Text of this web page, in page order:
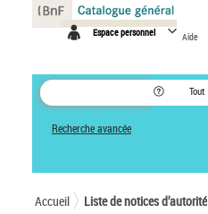
Espace personnel Aide
Tout
Recherche avancée
Accueil Liste de notices d’autorité
Panneau de gestion des cookies